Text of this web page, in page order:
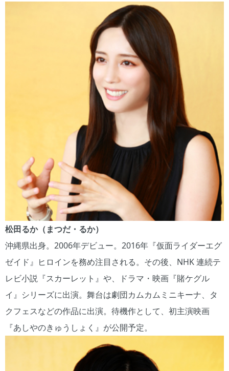
松田るか（まつだ・るか）
沖縄県出身。2006年デビュー。2016年『仮面ライダーエグ
ゼイド』ヒロインを務め注目される。その後、NHK 連続テ
レビ小説『スカーレット』や、ドラマ・映画『賭ケグル
イ』シリーズに出演。舞台は劇団カムカムミニキーナ、タ
クフェスなどの作品に出演。待機作として、初主演映画
『あしやのきゅうしょく』が公開予定。